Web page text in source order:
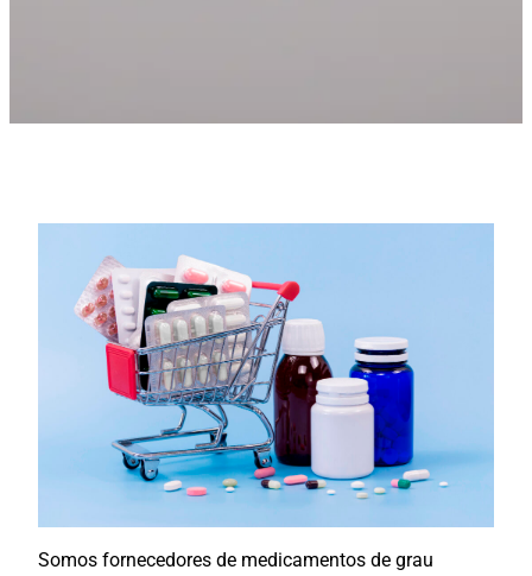
Somos fornecedores de medicamentos de grau